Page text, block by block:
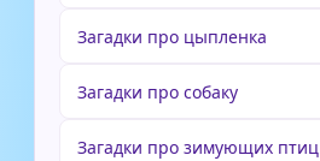
Загадки про цыпленка
Загадки про собаку
Загадки про зимующих птиц